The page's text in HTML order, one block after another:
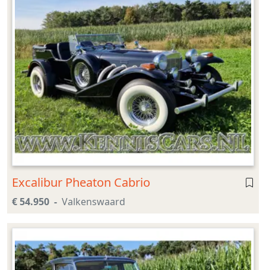
Excalibur Pheaton Cabrio
€ 54.950 Valkenswaard